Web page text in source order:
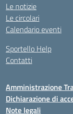
Le notizie
Le circolari
Calendario eventi
Sportello Help
Contatti
Amministrazione
Dichiarazione di
Note legali